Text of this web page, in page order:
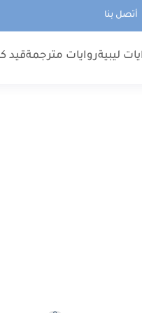
أتصل بنا
ليبيةروايات مترجمةقيد